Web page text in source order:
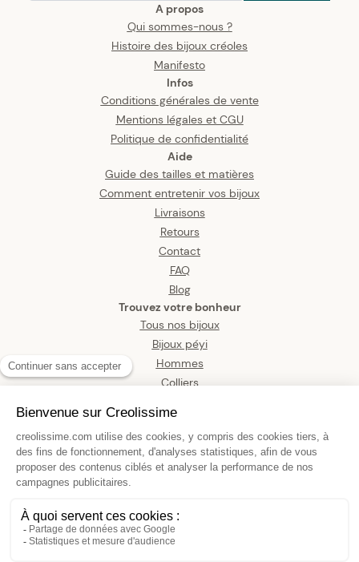
Pendentif Or 375 Palmier 9*19mm
A propos
Qui sommes-nous ?
Histoire des bijoux créoles
Manifesto
Infos
Conditions générales de vente
Mentions légales et CGU
Politique de confidentialité
Aide
Guide des tailles et matières
Comment entretenir vos bijoux
Livraisons
Retours
Contact
FAQ
Blog
Trouvez votre bonheur
Tous nos bijoux
Bijoux péyi
Hommes
Colliers
Bracelets
Pendentifs
Bagues